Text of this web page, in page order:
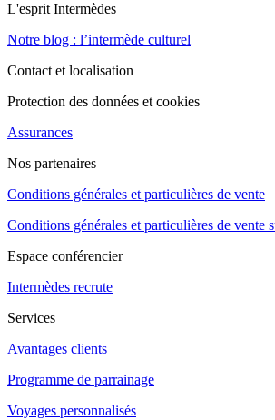
L'esprit Intermèdes
Notre blog : l’intermède culturel
Contact et localisation
Protection des données et cookies
Assurances
Nos partenaires
Conditions générales et particulières de vente
Conditions générales et particulières de vente
Espace conférencier
Intermèdes recrute
Services
Avantages clients
Programme de parrainage
Voyages personnalisés